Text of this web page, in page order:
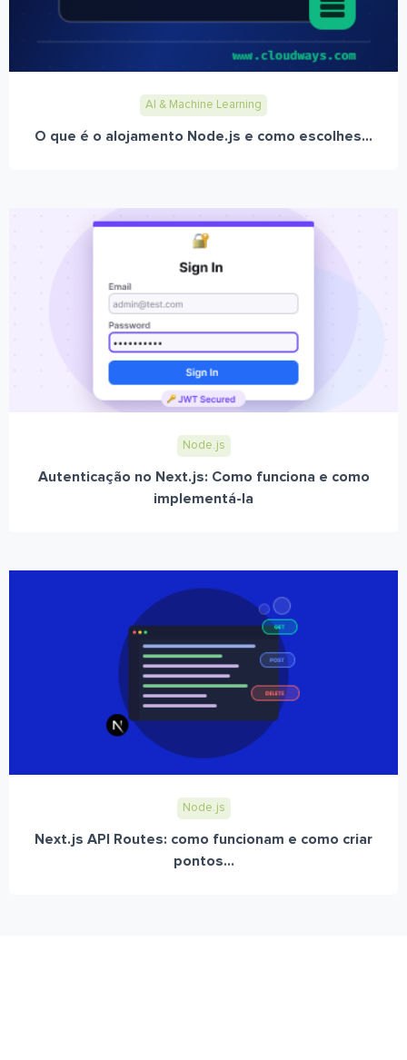
AI & Machine Learning
O que é o alojamento Node.js e como escolhes...
Node.js
Autenticação no Next.js: Como funciona e como
implementá-la
Node.js
Next.js API Routes: como funcionam e como criar
pontos...